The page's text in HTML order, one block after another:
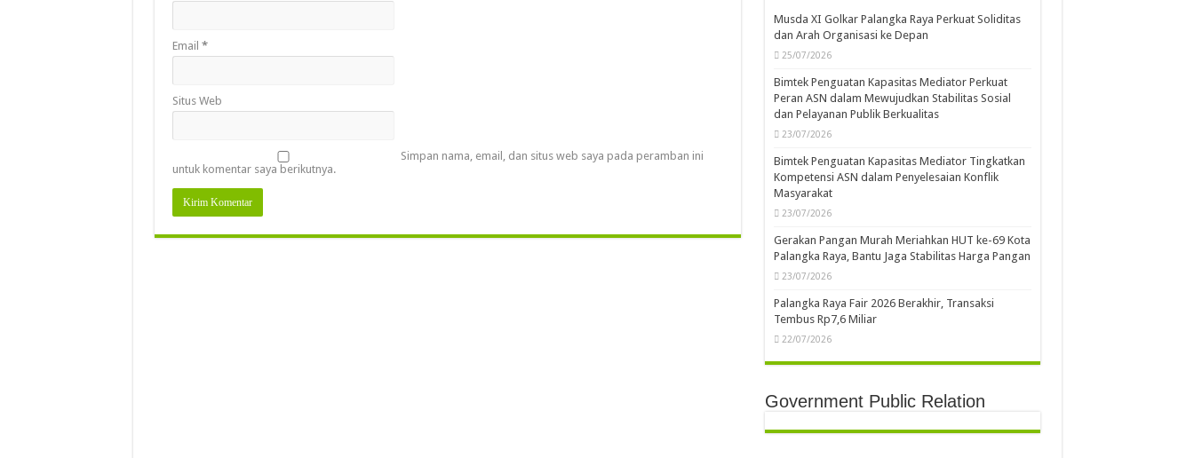
Email *
Situs Web
Simpan nama, email, dan situs web saya pada peramban ini
untuk komentar saya berikutnya.
Musda XI Golkar Palangka Raya Perkuat Soliditas
dan Arah Organisasi ke Depan
25/07/2026
Bimtek Penguatan Kapasitas Mediator Perkuat
Peran ASN dalam Mewujudkan Stabilitas Sosial
dan Pelayanan Publik Berkualitas
23/07/2026
Bimtek Penguatan Kapasitas Mediator Tingkatkan
Kompetensi ASN dalam Penyelesaian Konflik
Masyarakat
23/07/2026
Gerakan Pangan Murah Meriahkan HUT ke-69 Kota
Palangka Raya, Bantu Jaga Stabilitas Harga Pangan
23/07/2026
Palangka Raya Fair 2026 Berakhir, Transaksi
Tembus Rp7,6 Miliar
22/07/2026
Government Public Relation